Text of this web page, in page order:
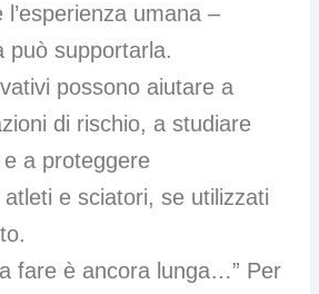
umana –
può supportarla.
possono aiutare a
di rischio, a studiare
a proteggere
e sciatori, se utilizzati
fare è ancora lunga…” Per